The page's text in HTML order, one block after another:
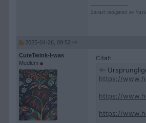
Senast redigerad av
2025-04-26, 09:52
CuteTwink-I-was
Medlem
Citat:
https://
https://
https://